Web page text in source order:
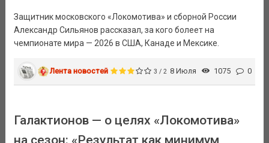
Защитник московского «Локомотива» и сборной России
Александр Сильянов рассказал, за кого болеет на
чемпионате мира — 2026 в США, Канаде и Мексике.
Лента новостей 3 / 2 8 Июля 1075 0
Галактионов — о целях «Локомотива»
на сезон: «Результат как минимум